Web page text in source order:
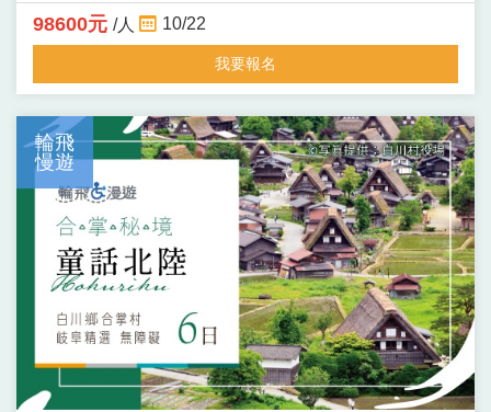
屬都能自在參與的江南慢旅。
98600元 /人 10/22
我要報名
輪飛
慢遊